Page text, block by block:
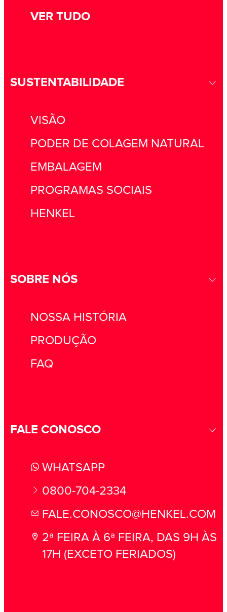
VER TUDO
SUSTENTABILIDADE
VISÃO
PODER DE COLAGEM NATURAL
EMBALAGEM
PROGRAMAS SOCIAIS
HENKEL
SOBRE NÓS
NOSSA HISTÓRIA
PRODUÇÃO
FAQ
FALE CONOSCO
WHATSAPP
0800-704-2334
FALE.CONOSCO@HENKEL.COM
2ª FEIRA À 6ª FEIRA, DAS 9H ÀS
17H (EXCETO FERIADOS)